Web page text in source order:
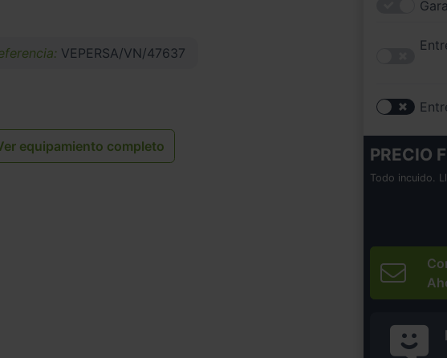
VEPERSA/VN/47637
equipamiento completo PRECIO
Todo incuido.